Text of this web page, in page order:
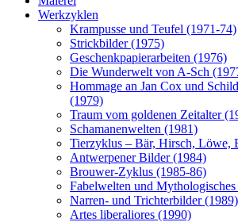
Werkzyklen
Krampusse und Teufel (1971-74)
Strickbilder (1975)
Geschenkpapierarbeiten (1976)
Die Wunderwelt von A-Sch
Hommage an Jan Cox und
(1979)
Traum vom goldenen Zeitalter
Schamanenwelten (1981)
Tierzyklus – Bär, Hirsch, Löwe,
Antwerpener Bilder (1984)
Brouwer-Zyklus (1985-86)
Fabelwelten und
Narren- und Trichterbilder (1989)
Artes liberaliores (1990)